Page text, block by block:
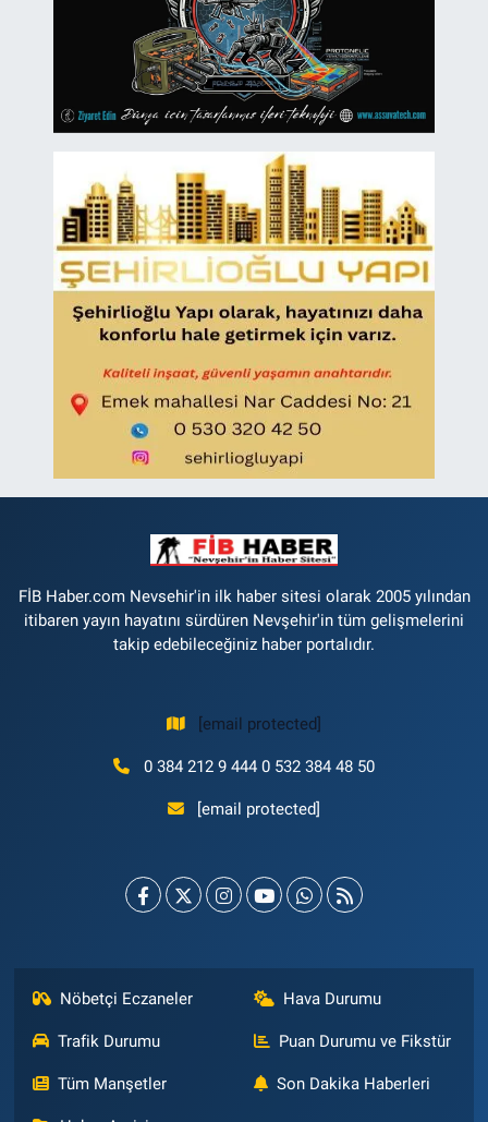
FİB Haber.com Nevsehir'in ilk haber sitesi olarak 2005 yılından
itibaren yayın hayatını sürdüren Nevşehir'in tüm gelişmelerini
takip edebileceğiniz haber portalıdır.
[email protected]
0 384 212 9 444 0 532 384 48 50
[email protected]
Nöbetçi Eczaneler Hava Durumu
Trafik Durumu Puan Durumu ve Fikstür
Tüm Manşetler Son Dakika Haberleri